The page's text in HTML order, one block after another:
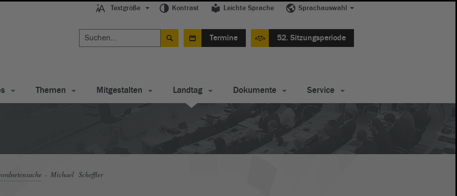
Textgröße Kontrast Leichte Sprache Sprachauswahl
Termine 52. Sitzungsperiode
Themen Mitgestalten Landtag Dokumente Service
Michael Scheffler